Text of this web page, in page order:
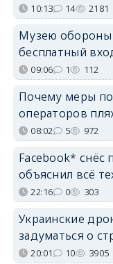
10:13 14 2181
Музею обороны
бесплатный
09:06 1 112
Почему меры
операторов
08:02 5 972
Facebook*
объяснил всё
22:16 0 303
Украинские
задуматься о
20:01 10 3905